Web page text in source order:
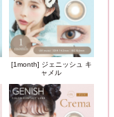
[1month] ジェニッシュ キ
ャメル